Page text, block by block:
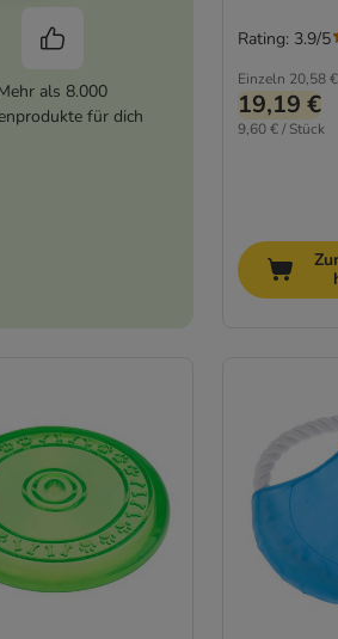
als 8.000
für dich
Einzeln 20,58 €
19,19 €
9,60 € / Stück
Rating: 3.9/5